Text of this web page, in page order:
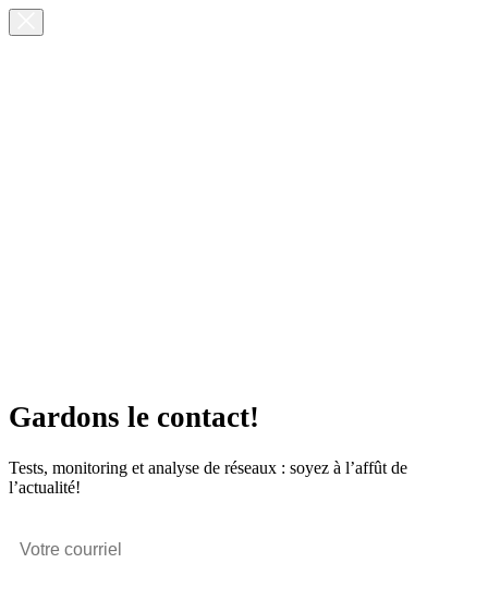
Gardons le contact!
Tests, monitoring et analyse de réseaux : soyez à l’affût de
l’actualité!